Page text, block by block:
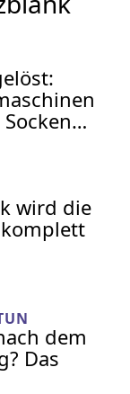
wird die
dem
Das